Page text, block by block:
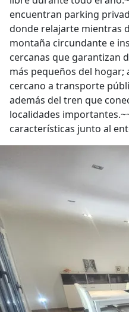
encuentran parking
donde relajarte mientras
montaña circundante e
cercanas que garantizan
más pequeños del hogar;
cercano a transporte
además del tren que
localidades
características junto al